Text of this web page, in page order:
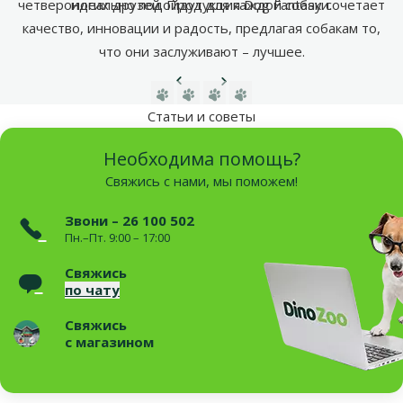
четвероногих друзей. Продукция Dog Fantasy сочетает
качество, инновации и радость, предлагая собакам то,
что они заслуживают – лучшее.
идеально подойдут для каждой собаки.
Предыдущая страница
Следующая страница
Статьи и советы
Необходима помощь?
Свяжись с нами, мы поможем!
Звони – 26 100 502
Пн.–Пт. 9:00 – 17:00
Свяжись
по чату
Свяжись
с магазином